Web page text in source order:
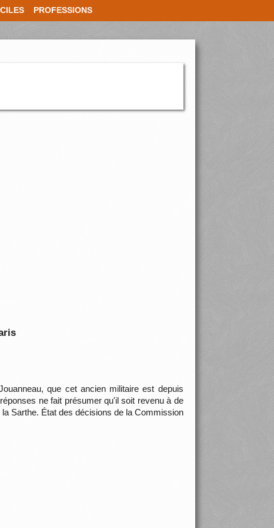
PROFESSIONS
que cet ancien militaire est depuis
ne fait présumer qu'il soit revenu à de
Sarthe. État des décisions de la Commission